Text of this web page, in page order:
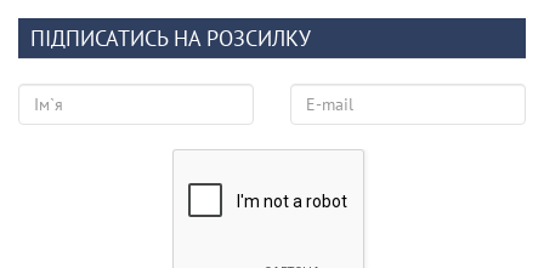
ПІДПИСАТИСЬ НА РОЗСИЛКУ